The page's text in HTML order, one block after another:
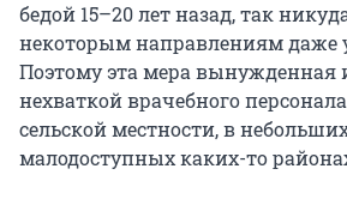
бедой 15–20 лет назад, так
некоторым направлениям даже
Поэтому эта мера вынужденная
нехваткой врачебного
сельской местности, в
малодоступных каких-то